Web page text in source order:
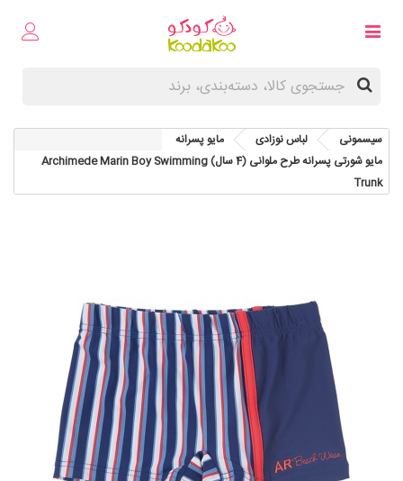
سیسمونی لباس نوزادی
مایو پسرانه
مایو شورتی پسرانه طرح ملوانی (4 سال) Archimede Marin Boy Swimming
Trunk